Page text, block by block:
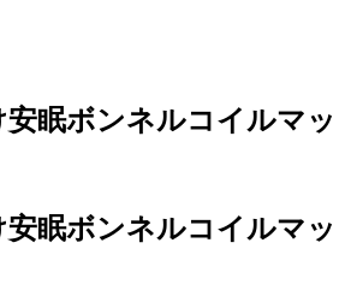
眠ボンネルコイルマッ
眠ボンネルコイルマッ